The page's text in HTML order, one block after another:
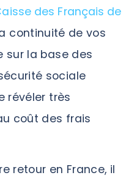
des Français de
continuité de vos
sur la base des
sociale
révéler très
coût des frais
retour en France, il